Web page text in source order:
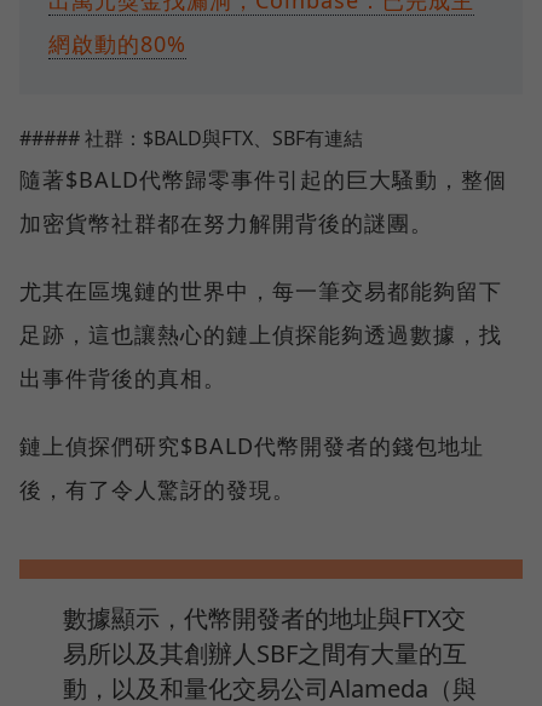
網啟動的80%
##### 社群：$BALD與FTX、SBF有連結
隨著$BALD代幣歸零事件引起的巨大騷動，整個
加密貨幣社群都在努力解開背後的謎團。
尤其在區塊鏈的世界中，每一筆交易都能夠留下
足跡，這也讓熱心的鏈上偵探能夠透過數據，找
出事件背後的真相。
鏈上偵探們研究$BALD代幣開發者的錢包地址
後，有了令人驚訝的發現。
數據顯示，代幣開發者的地址與FTX交
易所以及其創辦人SBF之間有大量的互
動，以及和量化交易公司Alameda（與